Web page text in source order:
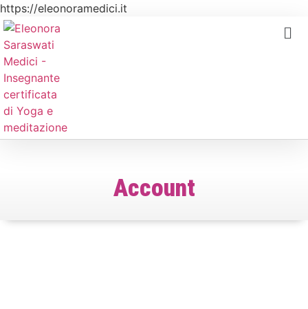
https://eleonoramedici.it
Account